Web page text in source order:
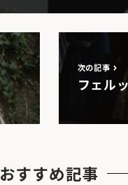
次の記事
フェル
おすすめ記事